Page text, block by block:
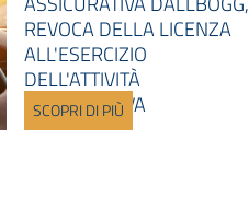
REVOCA DELLA LICENZA
ALL'ESERCIZIO
DELL'ATTIVITÀ
ASSICURATIVA
SCOPRI DI PIÙ